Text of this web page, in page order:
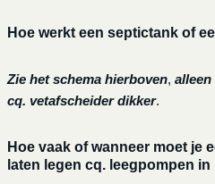
Hoe werkt een septictank of
Zie het schema hierboven, alleen
cq. vetafscheider dikker.
Hoe vaak of wanneer moet je
laten legen cq. leegpompen in